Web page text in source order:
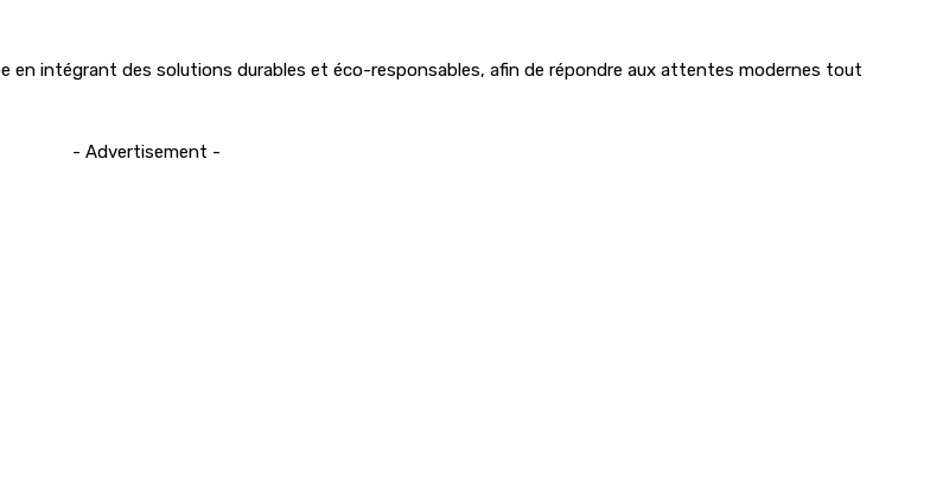
en intégrant des solutions durables et éco-responsables, afin de répondre aux attentes modernes tout
- Advertisement -